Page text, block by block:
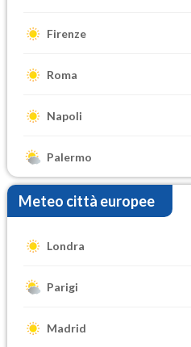
Firenze
Roma
Napoli
Palermo
Meteo città europee
Londra
Parigi
Madrid